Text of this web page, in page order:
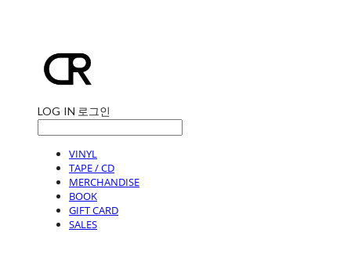
LOG IN 로그인
VINYL
TAPE / CD
MERCHANDISE
BOOK
GIFT CARD
SALES